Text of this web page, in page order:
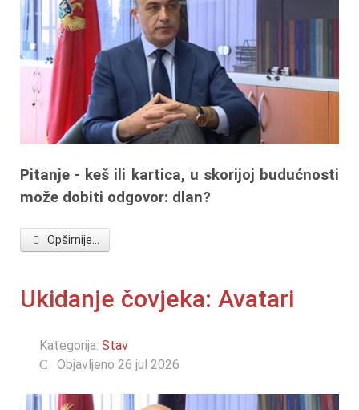
Pitanje - keš ili kartica, u skorijoj budućnosti
može dobiti odgovor: dlan?
Opširnije...
Ukidanje čovjeka: Avatari
Kategorija: Stav
Objavljeno 26 jul 2026